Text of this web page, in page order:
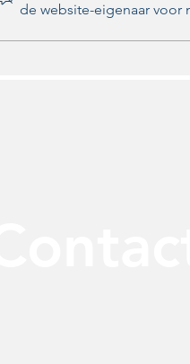
Snelle en structurele
oplossingen voor
de website-eigenaar voor